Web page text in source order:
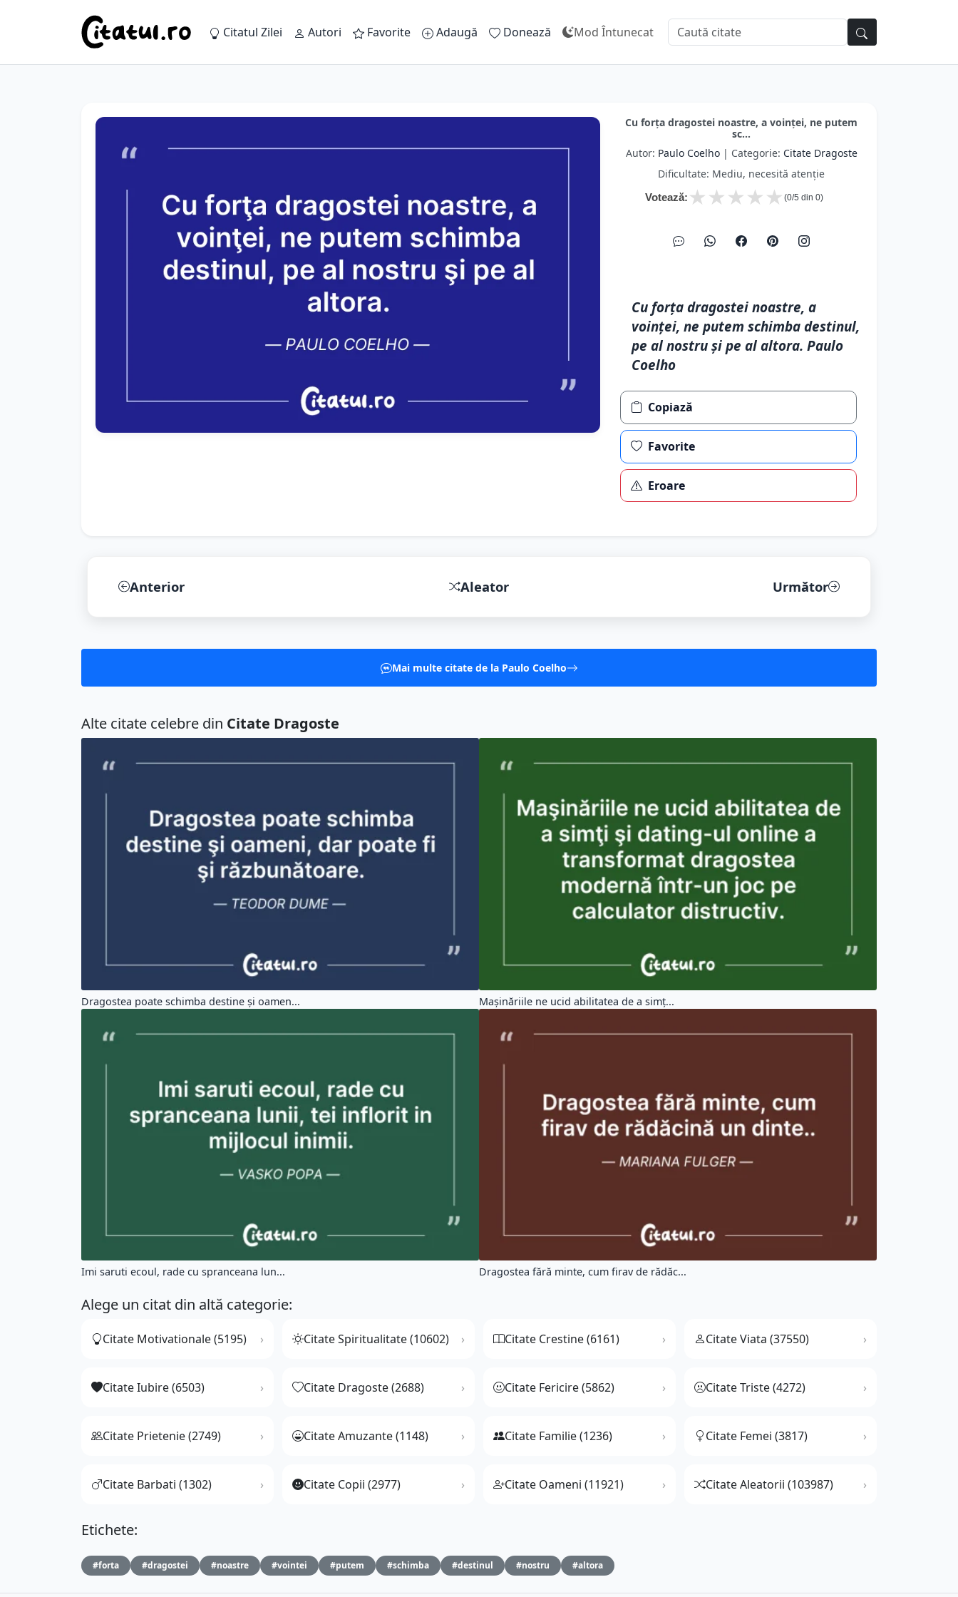
Citatul Zilei Autori Favorite Adaugă Donează Mod Întunecat
Cu forţa dragostei noastre, a voinţei, ne putem
sc...
Autor: Paulo Coelho| Categorie: Citate Dragoste
Dificultate: Mediu, necesită atenție
Votează: ★
★
★
★
★ (0/5 din 0)
Cu forţa dragostei noastre, a
voinţei, ne putem schimba destinul,
pe al nostru şi pe al altora. Paulo
Coelho
Copiază
Favorite
Eroare
Anterior Aleator Următor
Mai multe citate de la Paulo Coelho
Alte citate celebre din Citate Dragoste
Dragostea poate schimba destine şi oamen... Maşinăriile ne ucid abilitatea de a simţ...
Imi saruti ecoul, rade cu spranceana lun... Dragostea fără minte, cum firav de rădăc...
Alege un citat din altă categorie:
Citate Motivationale (5195) Citate Spiritualitate (10602) Citate Crestine (6161) Citate Viata (37550)
Citate Iubire (6503) Citate Dragoste (2688) Citate Fericire (5862) Citate Triste (4272)
Citate Prietenie (2749) Citate Amuzante (1148) Citate Familie (1236) Citate Femei (3817)
Citate Barbati (1302) Citate Copii (2977) Citate Oameni (11921) Citate Aleatorii (103987)
Etichete:
#forta #dragostei #noastre #vointei #putem #schimba #destinul #nostru #altora